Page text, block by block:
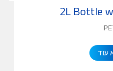
2L Bottle
עוד